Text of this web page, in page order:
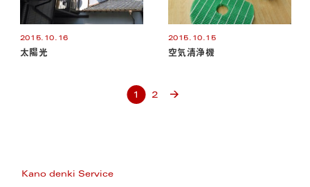
2015.10.16
太陽光
2015.10.15
空気清浄機
1 2
Kano denki Service